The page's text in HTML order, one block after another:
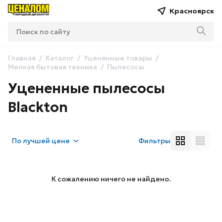
Красноярск
Главная Каталог
Уценённые товары
Мелкая бытовая техника
Пылесосы
Уцененные пылесосы
Blackton
Получшей цене Фильтры
К сожалению ничего не найдено.